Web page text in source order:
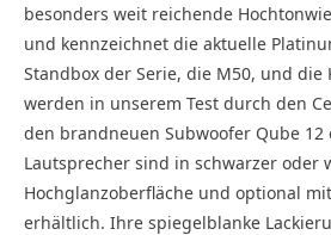
besonders weit reichende
und kennzeichnet die aktuelle
Standbox der Serie, die M50, und die
werden in unserem Test durch den
den brandneuen Subwoofer Qube 12
Lautsprecher sind in schwarzer oder
Hochglanzoberfläche und optional
erhältlich. Ihre spiegel­blanke